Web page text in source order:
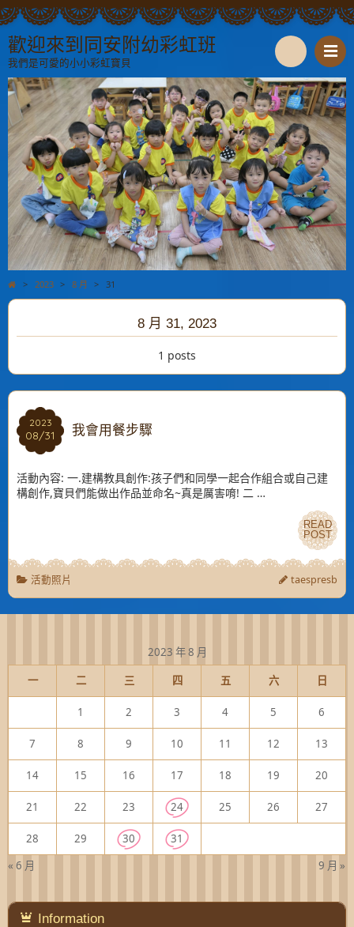
歡迎來到同安附幼彩虹班
我們是可愛的小小彩虹寶貝
S
e
a
r
c
h
> 2023 > 8 月 > 31
8 月 31, 2023
1 posts
2023
08/31
2023
08/31 我會用餐步驟
活動內容: 一.建構教具創作:孩子們和同學一起合作組合或自己建
構創作,寶貝們能做出作品並命名~真是厲害唷! 二 …
READ
POST
READ
POST
活動照片 taespresb
2023 年 8 月
一
二 三 四 五 六 日
« 6 月 9 月 »
1 2 3 4 5 6
7 8 9 10 11 12 13
14 15 16 17 18 19 20
21 22 23 24 25 26 27
28 29 30 31
Information